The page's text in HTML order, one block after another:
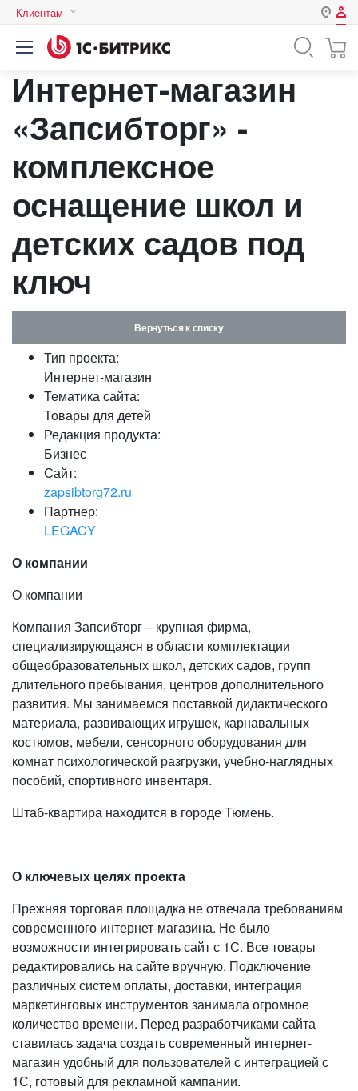
Клиентам
Казахстан
Авторизация
Логин
Пароль
компьютере
или войдите с помощью
Интернет-магазин
«Запсибторг» -
комплексное
оснащение школ и
детских садов под
ключ
Вернуться к списку
Тип проекта:
Интернет-магазин
Тематика сайта:
Товары для детей
Редакция продукта:
Бизнес
Сайт:
zapsibtorg72.ru
Партнер:
LEGACY
О компании
О компании
Компания Запсибторг – крупная фирма,
специализирующаяся в области комплектации
общеобразовательных школ, детских садов, групп
длительного пребывания, центров дополнительного
развития. Мы занимаемся поставкой дидактического
материала, развивающих игрушек, карнавальных
костюмов, мебели, сенсорного оборудования для
комнат психологической разгрузки, учебно-наглядных
пособий, спортивного инвентаря.
Штаб-квартира находится в городе Тюмень.
О ключевых целях проекта
Прежняя торговая площадка не отвечала требованиям
современного интернет-магазина. Не было
возможности интегрировать сайт с 1С. Все товары
редактировались на сайте вручную. Подключение
различных систем оплаты, доставки, интеграция
маркетинговых инструментов занимала огромное
количество времени. Перед разработчиками сайта
ставилась задача создать современный интернет-
магазин удобный для пользователей с интеграцией с
1С, готовый для рекламной кампании.